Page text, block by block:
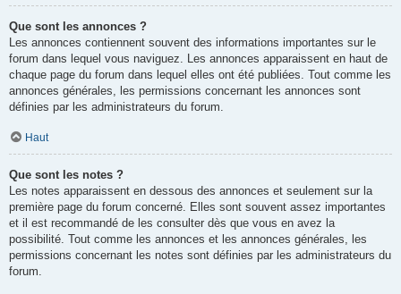
Que sont les annonces ?
Les annonces contiennent souvent des informations importantes sur le
forum dans lequel vous naviguez. Les annonces apparaissent en haut de
chaque page du forum dans lequel elles ont été publiées. Tout comme les
annonces générales, les permissions concernant les annonces sont
définies par les administrateurs du forum.
Haut
Que sont les notes ?
Les notes apparaissent en dessous des annonces et seulement sur la
première page du forum concerné. Elles sont souvent assez importantes
et il est recommandé de les consulter dès que vous en avez la
possibilité. Tout comme les annonces et les annonces générales, les
permissions concernant les notes sont définies par les administrateurs du
forum.